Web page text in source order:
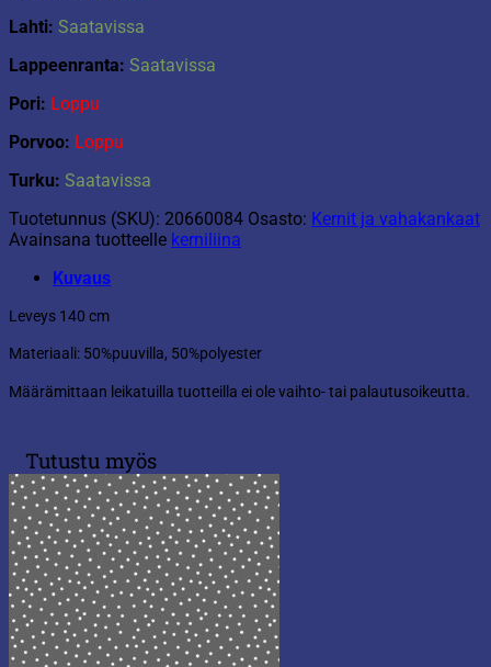
Lahti: Saatavissa
Lappeenranta: Saatavissa
Pori: Loppu
Porvoo: Loppu
Turku: Saatavissa
Tuotetunnus (SKU): 20660084 Osasto: Kernit ja vahakankaat
Avainsana tuotteelle kerniliina
Kuvaus
Leveys 140 cm
Materiaali: 50%puuvilla, 50%polyester
Määrämittaan leikatuilla tuotteilla ei ole vaihto- tai palautusoikeutta.
Tutustu myös